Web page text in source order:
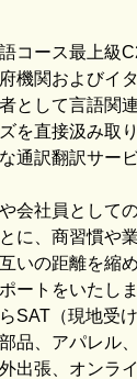
コース最上級
機関およびイ
として言語関
を直接汲み取
通訳翻訳サー
会社員として
に、商習慣や
いの距離を縮
ートをいたしま
SAT（現地受
品、アパレル
出張、オンラ